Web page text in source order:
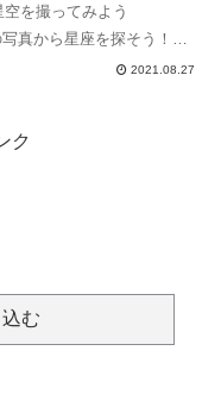
を撮ってみよう
真から星座を探そう！」
指消毒＆検温ドアノブ周
2021.08.27
ク
む